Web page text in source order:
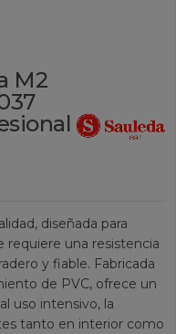
M2
diseñada para
requiere una resistencia
y fiable. Fabricada
de PVC, ofrece un
uso intensivo, la
tanto en interior como